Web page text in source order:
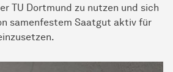
TU Dortmund zu nutzen und sich
samenfestem Saatgut aktiv für